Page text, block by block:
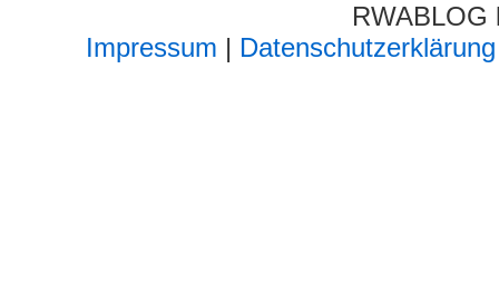
Impressum | Datenschutzerklärung